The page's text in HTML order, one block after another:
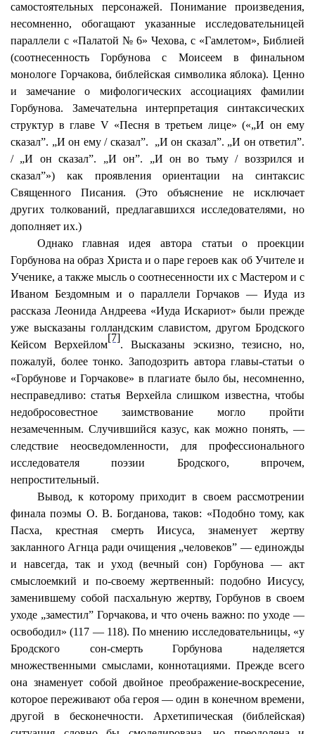
самостоятельных персонажей. Понимание произведения,
несомненно, обогащают указанные исследовательницей
параллели с «Палатой № 6» Чехова, с «Гамлетом», Библией
(соотнесенность Горбунова с Моисеем в финальном
монологе Горчакова, библейская символика яблока). Ценно
и замечание о мифологических ассоциациях фамилии
Горбунова. Замечательна интерпретация синтаксических
структур в главе V «Песня в третьем лице» («„И он ему
сказал”. „И он ему / сказал”.
„И он сказал”. „И он ответил”.
/ „И он сказал”. „И он”. „И он во тьму / воззрился и
сказал”») как проявления ориентации на синтаксис
Священного Писания. (Это объяснение не исключает
других толкований, предлагавшихся исследователями, но
дополняет их.)
Однако главная идея автора статьи о проекции
Горбунова на образ Христа и о паре героев как об Учителе и
Ученике, а также мысль о соотнесенности их с Мастером и с
Иваном Бездомным и о параллели Горчаков — Иуда из
рассказа Леонида Андреева «Иуда Искариот» были прежде
уже высказаны голландским славистом, другом Бродского
КейсомВерхейлом
[7]
. Высказаны эскизно, тезисно, но,
пожалуй, более тонко. Заподозрить автора главы-статьи о
«Горбунове и Горчакове» в плагиате было бы, несомненно,
несправедливо: статья Верхейла слишком известна, чтобы
недобросовестное заимствование могло пройти
незамеченным. Случившийся казус, как можно понять, —
следствие неосведомленности, для профессионального
исследователя поэзии Бродского, впрочем,
непростительный.
Вывод, к которому приходит в своем рассмотрении
финала поэмы О. В. Богданова, таков: «Подобно тому, как
Пасха, крестная смерть Иисуса, знаменует жертву
закланного Агнца ради очищения „человеков” — единожды
и навсегда, так и уход (вечный сон) Горбунова — акт
смыслоемкий и по-своему жертвенный: подобно Иисусу,
заменившему собой пасхальную жертву, Горбунов в своем
уходе „заместил” Горчакова, и что очень важно: по уходе —
освободил» (117 — 118). По мнению исследовательницы, «у
Бродского сон-смерть Горбунова наделяется
множественными смыслами, коннотациями. Прежде всего
она знаменует собой двойное преображение-воскресение,
которое переживают оба героя — один в конечном времени,
другой в бесконечности. Архетипическая (библейская)